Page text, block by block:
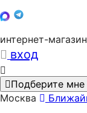
интернет-магазин
вход
Подберите мне
Москва